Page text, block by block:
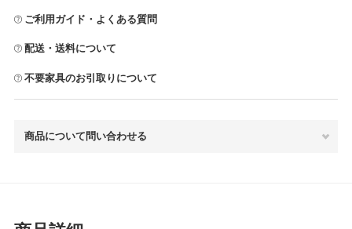
ご利用ガイド・よくある質問
配送・送料について
不要家具のお引取りについて
商品について問い合わせる